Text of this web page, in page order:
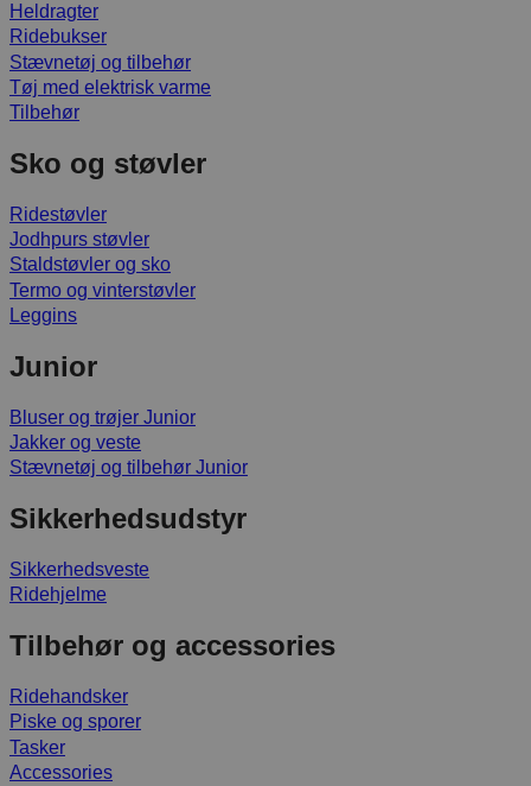
Heldragter
Ridebukser
Stævnetøj og tilbehør
Tøj med elektrisk varme
Tilbehør
Sko og støvler
Ridestøvler
Jodhpurs støvler
Staldstøvler og sko
Termo og vinterstøvler
Leggins
Junior
Bluser og trøjer Junior
Jakker og veste
Stævnetøj og tilbehør Junior
Sikkerhedsudstyr
Sikkerhedsveste
Ridehjelme
Tilbehør og accessories
Ridehandsker
Piske og sporer
Tasker
Accessories